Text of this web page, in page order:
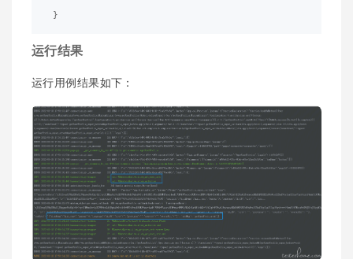
运行结果
运行用例结果如下：